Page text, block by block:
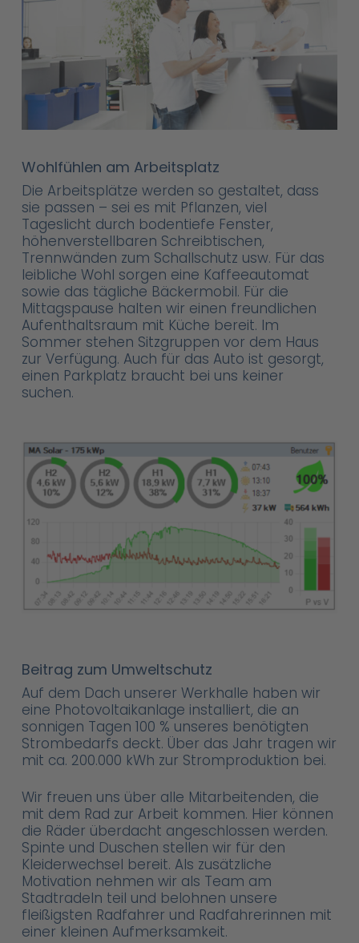
Wohlfühlen am Arbeitsplatz
Die Arbeitsplätze werden so gestaltet, dass
sie passen – sei es mit Pflanzen, viel
Tageslicht durch bodentiefe Fenster,
höhenverstellbaren Schreibtischen,
Trennwänden zum Schallschutz usw. Für das
leibliche Wohl sorgen eine Kaffeeautomat
sowie das tägliche Bäckermobil. Für die
Mittagspause halten wir einen freundlichen
Aufenthaltsraum mit Küche bereit. Im
Sommer stehen Sitzgruppen vor dem Haus
zur Verfügung. Auch für das Auto ist gesorgt,
einen Parkplatz braucht bei uns keiner
suchen.
Beitrag zum Umweltschutz
Auf dem Dach unserer Werkhalle haben wir
eine Photovoltaikanlage installiert, die an
sonnigen Tagen 100 % unseres benötigten
Strombedarfs deckt. Über das Jahr tragen wir
mit ca. 200.000 kWh zur Stromproduktion bei.
Wir freuen uns über alle Mitarbeitenden, die
mit dem Rad zur Arbeit kommen. Hier können
die Räder überdacht angeschlossen werden.
Spinte und Duschen stellen wir für den
Kleiderwechsel bereit. Als zusätzliche
Motivation nehmen wir als Team am
Stadtradeln teil und belohnen unsere
fleißigsten Radfahrer und Radfahrerinnen mit
einer kleinen Aufmerksamkeit.